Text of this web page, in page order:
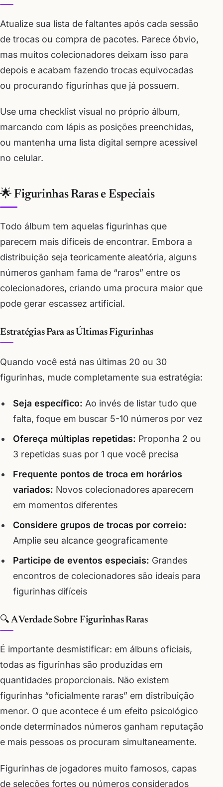
Atualize sua lista de faltantes após cada sessão
de trocas ou compra de pacotes. Parece óbvio,
mas muitos colecionadores deixam isso para
depois e acabam fazendo trocas equivocadas
ou procurando figurinhas que já possuem.
Use uma checklist visual no próprio álbum,
marcando com lápis as posições preenchidas,
ou mantenha uma lista digital sempre acessível
no celular.
🌟 Figurinhas Raras e Especiais
Todo álbum tem aquelas figurinhas que
parecem mais difíceis de encontrar. Embora a
distribuição seja teoricamente aleatória, alguns
números ganham fama de “raros” entre os
colecionadores, criando uma procura maior que
pode gerar escassez artificial.
Estratégias Para as Últimas Figurinhas
Quando você está nas últimas 20 ou 30
figurinhas, mude completamente sua estratégia:
Seja específico: Ao invés de listar tudo que
falta, foque em buscar 5-10 números por vez
Ofereça múltiplas repetidas: Proponha 2 ou
3 repetidas suas por 1 que você precisa
Frequente pontos de troca em horários
variados: Novos colecionadores aparecem
em momentos diferentes
Considere grupos de trocas por correio:
Amplie seu alcance geograficamente
Participe de eventos especiais: Grandes
encontros de colecionadores são ideais para
figurinhas difíceis
🔍 A Verdade Sobre Figurinhas Raras
É importante desmistificar: em álbuns oficiais,
todas as figurinhas são produzidas em
quantidades proporcionais. Não existem
figurinhas “oficialmente raras” em distribuição
menor. O que acontece é um efeito psicológico
onde determinados números ganham reputação
e mais pessoas os procuram simultaneamente.
Figurinhas de jogadores muito famosos, capas
de seleções fortes ou números considerados